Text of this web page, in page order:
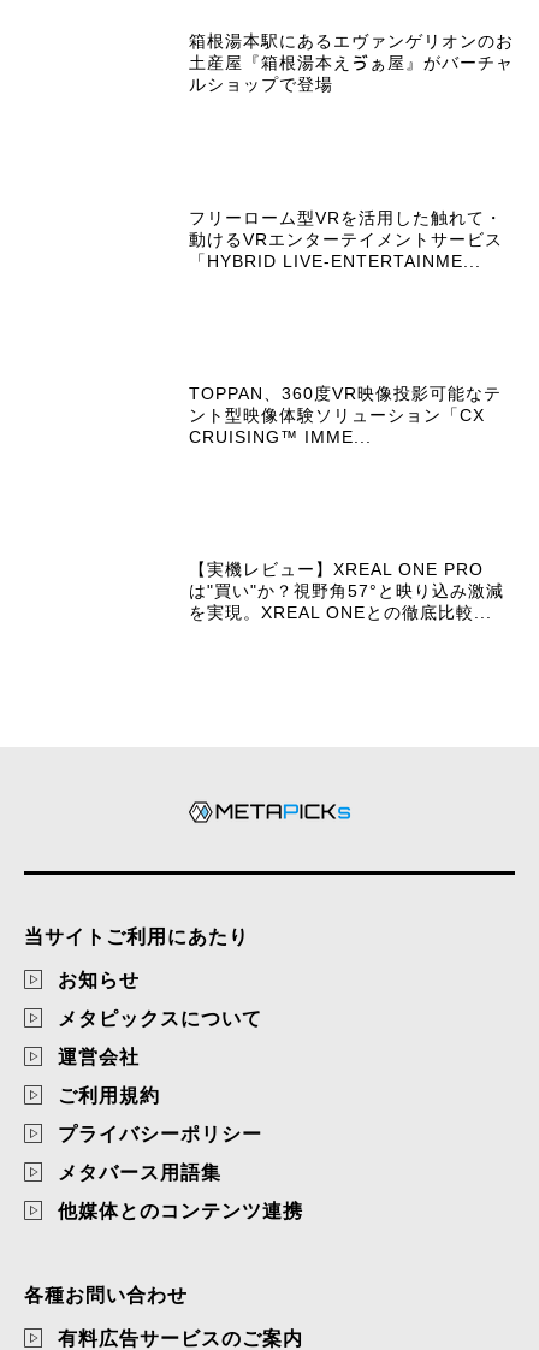
箱根湯本駅にあるエヴァンゲリオンのお
土産屋『箱根湯本えゔぁ屋』がバーチャ
ルショップで登場
フリーローム型VRを活用した触れて・
動けるVRエンターテイメントサービス
「HYBRID LIVE-ENTERTAINME...
TOPPAN、360度VR映像投影可能なテ
ント型映像体験ソリューション「CX
CRUISING™ IMME...
【実機レビュー】XREAL ONE PRO
は"買い"か？視野角57°と映り込み激減
を実現。XREAL ONEとの徹底比較...
当サイトご利用にあたり
お知らせ
メタピックスについて
運営会社
ご利用規約
プライバシーポリシー
メタバース用語集
他媒体とのコンテンツ連携
各種お問い合わせ
有料広告サービスのご案内